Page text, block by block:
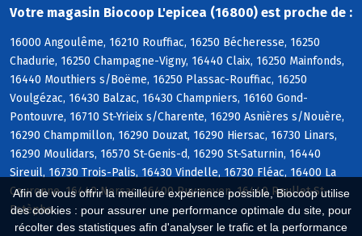
Afin de vous offrir la meilleure expérience possible, Biocoop utilise
des cookies : pour assurer une performance optimale du site, pour
récolter des statistiques afin d'analyser le trafic et la performance
Votre magasin Biocoop L'epicea (16800) est proche de :
16000 Angoulême, 16210 Rouffiac, 16250 Bécheresse, 16250
Chadurie, 16250 Champagne-Vigny, 16440 Claix, 16250 Mainfonds,
16440 Mouthiers s/Boëme, 16250 Plassac-Rouffiac, 16250
Voulgézac, 16430 Balzac, 16430 Champniers, 16160 Gond-
Pontouvre, 16710 St-Yrieix s/Charente, 16290 Asnières s/Nouère,
16290 Champmillon, 16290 Douzat, 16290 Hiersac, 16730 Linars,
16290 Moulidars, 16570 St-Genis-d, 16290 St-Saturnin, 16440
Sireuil, 16730 Trois-Palis, 16430 Vindelle, 16730 Fléac, 16400 La
Couronne, 16440 Nersac, 16400 Puymoyen, 16440 Roullet-St-
Estèphe